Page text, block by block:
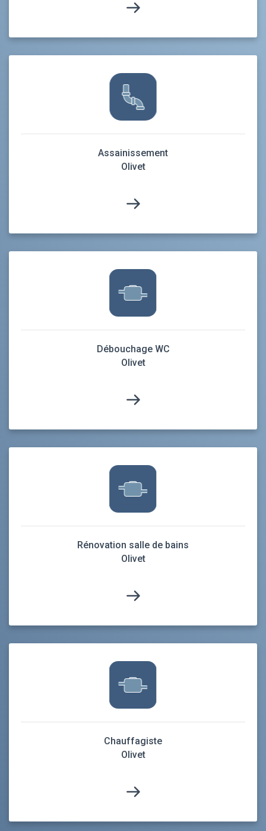
Assainissement
Olivet
Débouchage WC
Olivet
Rénovation salle de bains
Olivet
Chauffagiste
Olivet